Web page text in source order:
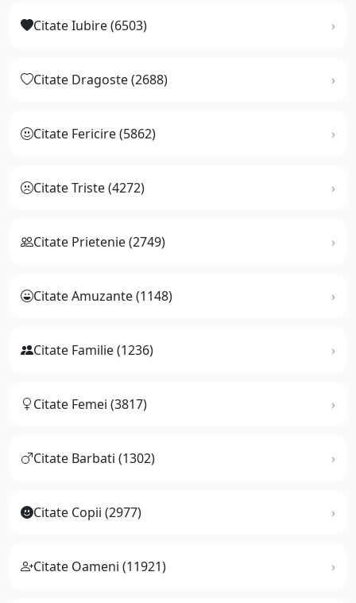
Citate Iubire (6503)
Citate Dragoste (2688)
Citate Fericire (5862)
Citate Triste (4272)
Citate Prietenie (2749)
Citate Amuzante (1148)
Citate Familie (1236)
Citate Femei (3817)
Citate Barbati (1302)
Citate Copii (2977)
Citate Oameni (11921)